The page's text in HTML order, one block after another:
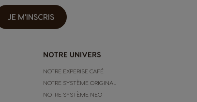
JE M'INSCRIS
NOTRE UNIVERS
NOTRE EXPERISE CAFÉ
NOTRE SYSTÈME ORIGINAL
NOTRE SYSTÈME NEO